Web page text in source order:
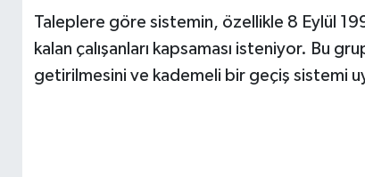
Taleplere göre sistemin, özellikle 8 Eylül
kalan çalışanları kapsaması isteniyor. Bu
getirilmesini ve kademeli bir geçiş sistemi